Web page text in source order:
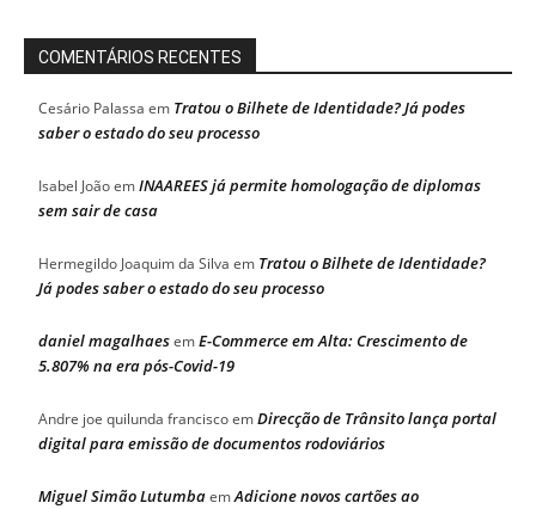
COMENTÁRIOS RECENTES
Cesário Palassa em Tratou o Bilhete de Identidade? Já podes
saber o estado do seu processo
Isabel JoãoemINAAREES já permite homologação de diplomas
sem sair de casa
Hermegildo Joaquim da Silva em Tratou o Bilhete de Identidade?
Já podes saber o estado do seu processo
daniel magalhaesemE-Commerce em Alta: Crescimento de
5.807% na era pós-Covid-19
Andre joe quilunda franciscoemDirecção de Trânsito lança portal
digital para emissão de documentos rodoviários
Miguel Simão LutumbaemAdicione novos cartões ao